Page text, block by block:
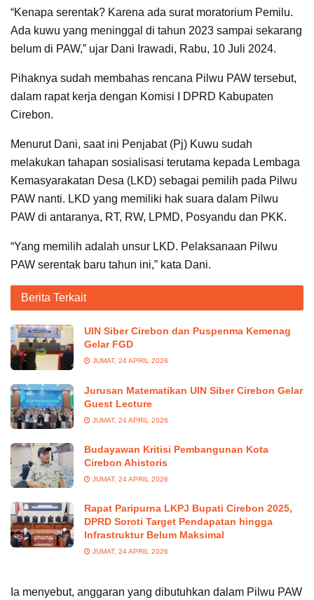
“Kenapa serentak? Karena ada surat moratorium Pemilu.
Ada kuwu yang meninggal di tahun 2023 sampai sekarang
belum di PAW,” ujar Dani Irawadi, Rabu, 10 Juli 2024.
Pihaknya sudah membahas rencana Pilwu PAW tersebut,
dalam rapat kerja dengan Komisi I DPRD Kabupaten
Cirebon.
Menurut Dani, saat ini Penjabat (Pj) Kuwu sudah
melakukan tahapan sosialisasi terutama kepada Lembaga
Kemasyarakatan Desa (LKD) sebagai pemilih pada Pilwu
PAW nanti. LKD yang memiliki hak suara dalam Pilwu
PAW di antaranya, RT, RW, LPMD, Posyandu dan PKK.
“Yang memilih adalah unsur LKD. Pelaksanaan Pilwu
PAW serentak baru tahun ini,” kata Dani.
Berita Terkait
UIN Siber Cirebon dan Puspenma Kemenag
Gelar FGD
JUMAT, 24 APRIL 2026
Jurusan Matematikan UIN Siber Cirebon Gelar
Guest Lecture
JUMAT, 24 APRIL 2026
Budayawan Kritisi Pembangunan Kota
Cirebon Ahistoris
JUMAT, 24 APRIL 2026
Rapat Paripurna LKPJ Bupati Cirebon 2025,
DPRD Soroti Target Pendapatan hingga
Infrastruktur Belum Maksimal
JUMAT, 24 APRIL 2026
Ia menyebut, anggaran yang dibutuhkan dalam Pilwu PAW